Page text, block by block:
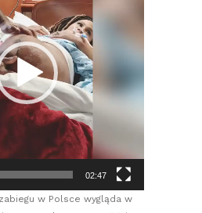
02:47
w Polsce wygląda w